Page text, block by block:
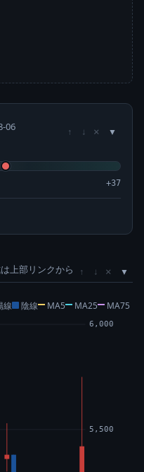
06 ↑ ↓ ×
+37
上部リンクから ↑ ↓ ×
線 陰線 MA5 MA25 MA75
5,500
6,000